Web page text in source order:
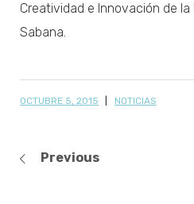
Creatividad e Innovación de la
Sabana.
OCTUBRE 5, 2015 NOTICIAS
Previous